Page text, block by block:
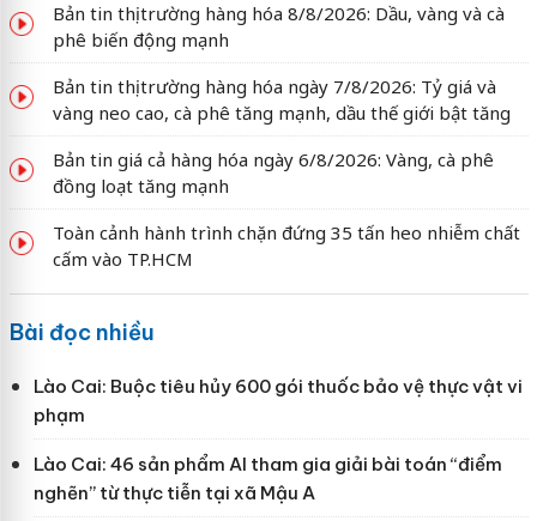
Bản tin thị trường hàng hóa 8/8/2026: Dầu, vàng và cà
phê biến động mạnh
Bản tin thị trường hàng hóa ngày 7/8/2026: Tỷ giá và
vàng neo cao, cà phê tăng mạnh, dầu thế giới bật tăng
Bản tin giá cả hàng hóa ngày 6/8/2026: Vàng, cà phê
đồng loạt tăng mạnh
Toàn cảnh hành trình chặn đứng 35 tấn heo nhiễm chất
cấm vào TP.HCM
Bài đọc nhiều
Lào Cai: Buộc tiêu hủy 600 gói thuốc bảo vệ thực vật vi
phạm
Lào Cai: 46 sản phẩm AI tham gia giải bài toán “điểm
nghẽn” từ thực tiễn tại xã Mậu A